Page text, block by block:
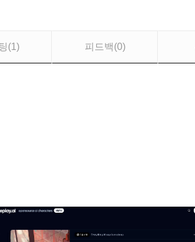
(1 ) 피드백(0)